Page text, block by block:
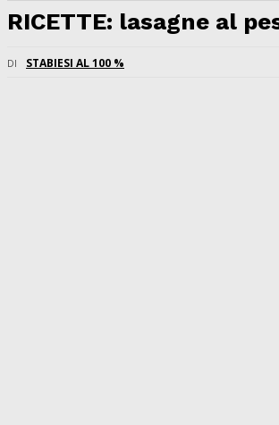
RICETTE: lasagne al
DI STABIESI AL 100 %